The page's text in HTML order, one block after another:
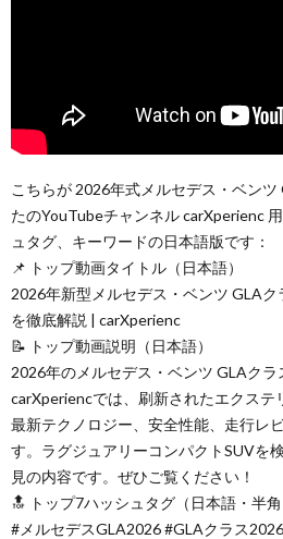
こちらが 2026年式メルセデス・ベン
たのYouTubeチャンネル carXperienc
ュタグ、キーワードの日本語版です：
📌 トップ動画タイトル（日本語）
2026年新型メルセデス・ベンツ GLA
を徹底解説 | carXperienc
📝 トップ動画説明（日本語）
2026年のメルセデス・ベンツ GLAクラ
carXperiencでは、刷新されたエクステ
最新テクノロジー、安全性能、走行レ
す。ラグジュアリーコンパクトSUVを
見の内容です。ぜひご覧ください！
🔝 トップ7ハッシュタグ（日本語・半角
#メルセデスGLA2026 #GLAクラス